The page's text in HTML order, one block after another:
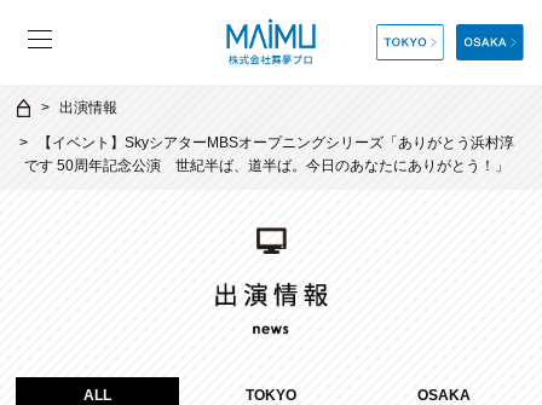
出演情報
【イベント】SkyシアターMBSオープニングシリーズ「ありがとう浜村淳
です 50周年記念公演 世紀半ば、道半ば。今日のあなたにありがとう！」
ALL TOKYO OSAKA